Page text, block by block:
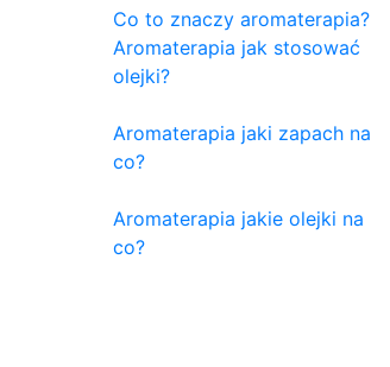
Co to znaczy aromaterapia?
Aromaterapia jak stosować
olejki?
Aromaterapia jaki zapach na
co?
Aromaterapia jakie olejki na
co?